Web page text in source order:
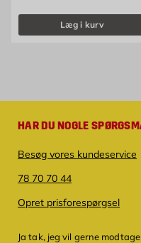
Læg i kurv
HAR DU NOGLE
Besøg vores kundeservice
78 70 70 44
Opret prisforespørgsel
Ja tak, jeg vil gerne